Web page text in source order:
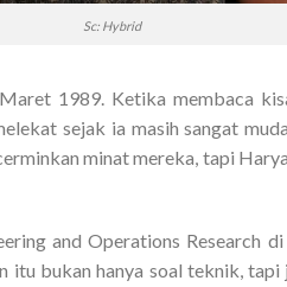
Sc: Hybrid
1989. Ketika membaca
sejak ia masih sangat
minat mereka, tapi
and Operations Research
itu bukan hanya soal teknik,